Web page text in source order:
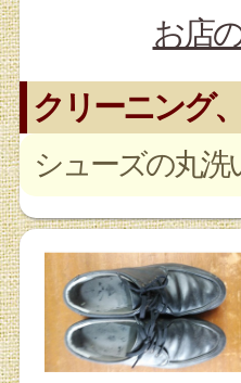
お店
クリーニング
シューズの丸洗